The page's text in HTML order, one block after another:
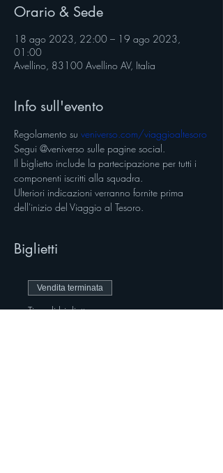
Orario & Sede
18 ago 2023, 22:00 – 19 ago 2023,
01:00
Avellino, 83100 Avellino AV, Italia
Info sull'evento
Regolamento su veniverso.com/viaggioaltesoro
Segui @veniverso sulle pagine social.
Il biglietto include la partecipazione per tutti i
componenti iscritti alla squadra.
Ulteriori indicazioni verranno fornite prima
dell'inizio del Viaggio al Tesoro.
Biglietti
Vendita terminata
Tipo di biglietto